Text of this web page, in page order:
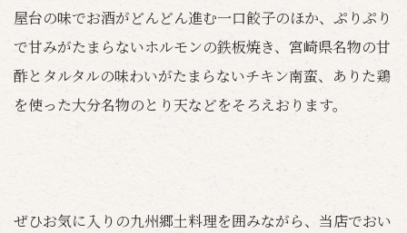
屋台の味でお酒がどんどん進む一口餃子のほか、ぷりぷり
で甘みがたまらないホルモンの鉄板焼き、宮崎県名物の甘
酢とタルタルの味わいがたまらないチキン南蛮、ありた鶏
を使った大分名物のとり天などをそろえおります。
ぜひお気に入りの九州郷土料理を囲みながら、当店でおい